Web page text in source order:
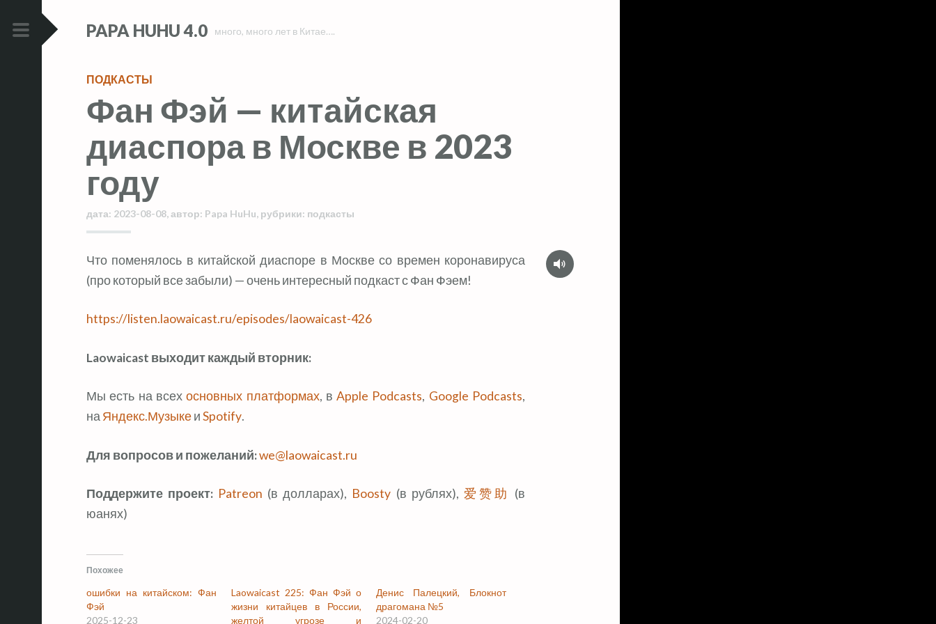
PRIMARY
PAPA HUHU 4.0 много, много лет в Китае….
ПОДКАСТЫ
Фан Фэй — китайская
диаспора в Москве в 2023
году
дата: 2023-08-08,автор: Papa HuHu, рубрики: подкасты
Что поменялось в китайской диаспоре в Москве со времен коронавируса
(про который все забыли) — очень интересный подкаст с Фан Фэем!
https://listen.laowaicast.ru/episodes/laowaicast-426
Laowaicast выходит каждый вторник:
Мы есть на всехосновных платформах, вApple Podcasts, Google Podcasts,
на Яндекс.МузыкеиSpotify.
Для вопросов и пожеланий:we@laowaicast.ru
Поддержите проект: Patreon (в долларах), Boosty (в рублях), 爱赞助
(в
юанях)
Похожее
ошибки на китайском: Фан
Фэй
2025-12-23
Laowaicast 225: Фан Фэй о
жизни китайцев в России,
желтой угрозе и
Денис Палецкий, Блокнот
драгомана №5
2024-02-20
Аудио